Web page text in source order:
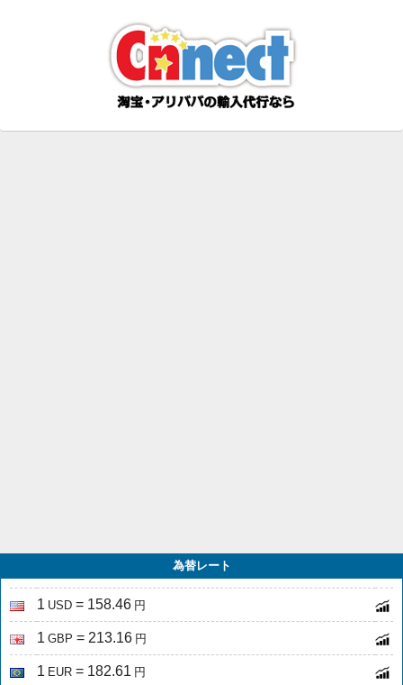
為替レート
1 USD = 158.46 円
1 GBP = 213.16 円
1 EUR = 182.61 円